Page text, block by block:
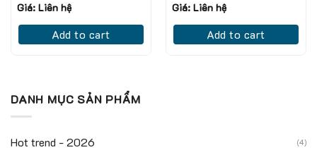
Giá: Liên hệ
Add to cart
Giá: Liên hệ
Add to cart
DANH MỤC SẢN PHẨM
Hot trend - 2026 (4)